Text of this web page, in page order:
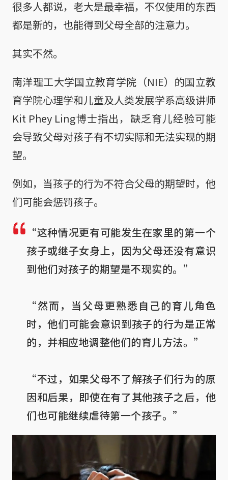
很多人都说，老大是最幸福，不仅使用的东西
都是新的，也能得到父母全部的注意力。
其实不然。
南洋理工大学国立教育学院（NIE）的国立教
育学院心理学和儿童及人类发展学系高级讲师
Kit Phey Ling博士指出，缺乏育儿经验可能
会导致父母对孩子有不切实际和无法实现的期
望。
例如，当孩子的行为不符合父母的期望时，他
们可能会惩罚孩子。
“这种情况更有可能发生在家里的第一个
孩子或继子女身上，因为父母还没有意识
到他们对孩子的期望是不现实的。”
“然而，当父母更熟悉自己的育儿角色
时，他们可能会意识到孩子的行为是正常
的，并相应地调整他们的育儿方法。”
“不过，如果父母不了解孩子们行为的原
因和后果，即使在有了其他孩子之后，他
们也可能继续虐待第一个孩子。”